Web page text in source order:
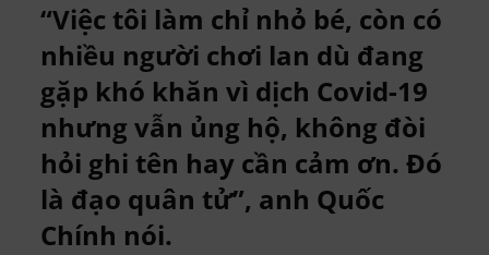
“Việc tôi làm chỉ nhỏ bé, còn có
nhiều người chơi lan dù đang
gặp khó khăn vì dịch Covid-19
nhưng vẫn ủng hộ, không đòi
hỏi ghi tên hay cần cảm ơn. Đó
là đạo quân tử”, anh Quốc
Chính nói.